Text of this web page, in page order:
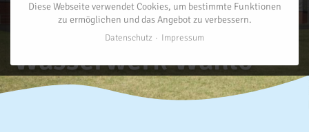
Das Tagebau-
Wasserwerk Wanlo
Diese Webseite verwendet Cookies, um bestimmte Funktionen
zu ermöglichen und das Angebot zu verbessern.
Datenschutz Impressum